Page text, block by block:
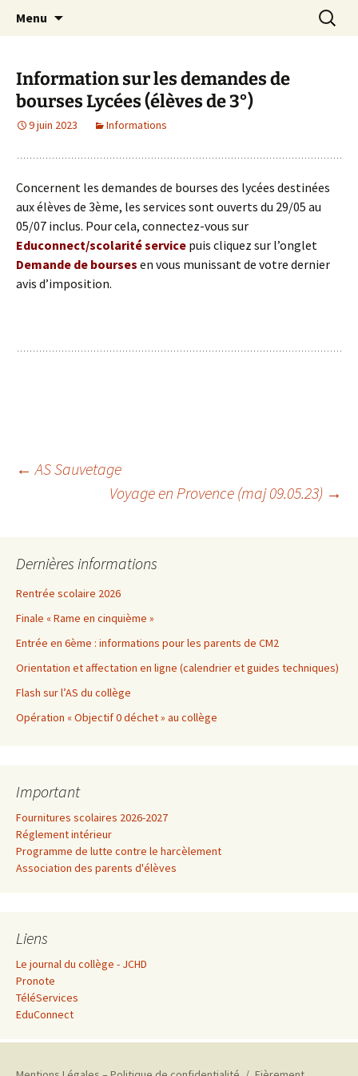
Collège Henri Dheurle
Site officiel du Collège Henri Dheurle de La
Teste de Buch (Bassin d'Arcachon – Gironde)
Menu
Information sur les demandes de
bourses Lycées (élèves de 3°)
9 juin 2023 Informations
Concernent les demandes de bourses des lycées destinées
aux élèves de 3ème, les services sont ouverts du 29/05 au
05/07 inclus. Pour cela, connectez-vous sur
Educonnect/scolarité service puis cliquez sur l’onglet
Demande de bourses en vous munissant de votre dernier
avis d’imposition.
Navigation
articles
← AS Sauvetage
Voyage en Provence (maj 09.05.23) →
Dernières informations
Rentrée scolaire 2026
Finale « Rame en cinquième »
Entrée en 6ème : informations pour les parents de CM2
Orientation et affectation en ligne (calendrier et guides techniques)
Flash sur l’AS du collège
Opération « Objectif 0 déchet » au collège
Important
Fournitures scolaires 2026-2027
Réglement intérieur
Programme de lutte contre le harcèlement
Association des parents d'élèves
Liens
Le journal du collège - JCHD
Pronote
TéléServices
EduConnect